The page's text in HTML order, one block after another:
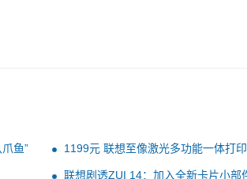
鱼”
1199元 联想至像激光多功能一体打
联想剧透ZUI 14：加入全新卡片小部